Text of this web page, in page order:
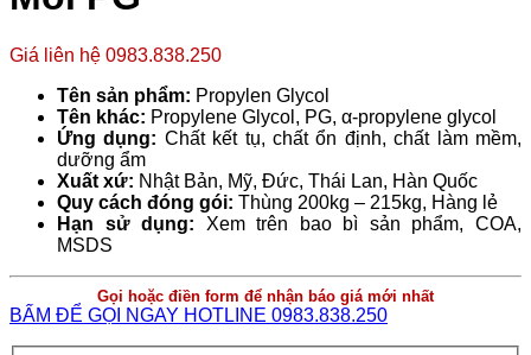
Giá liên hệ 0983.838.250
Tên sản phẩm: Propylen Glycol
Tên khác: Propylene Glycol, PG, α-propylene glycol
Ứng dụng: Chất kết tụ, chất ổn định, chất làm mềm,
dưỡng ẩm
Xuất xứ: Nhật Bản, Mỹ, Đức, Thái Lan, Hàn Quốc
Quy cách đóng gói: Thùng 200kg – 215kg, Hàng lẻ
Hạn sử dụng: Xem trên bao bì sản phẩm, COA,
MSDS
Gọi hoặc điền form để nhận báo giá mới nhất
BẤM ĐỂ GỌI NGAY HOTLINE 0983.838.250